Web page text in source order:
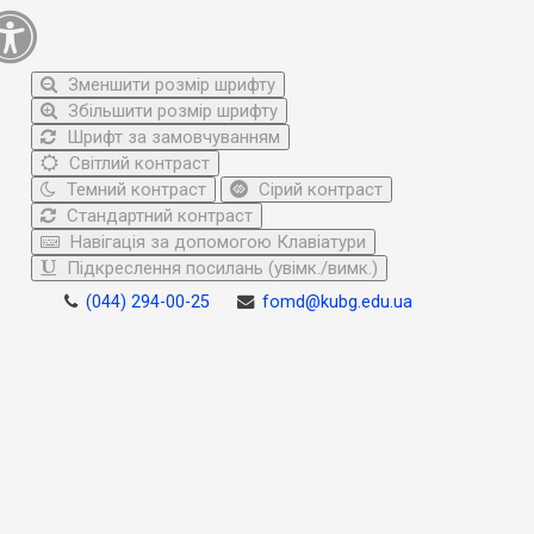
Зменшити розмір шрифту
Збільшити розмір шрифту
Шрифт за замовчуванням
Світлий контраст
Темний контраст
Сірий контраст
Стандартний контраст
Навігація за допомогою Клавіатури
Підкреслення посилань (увімк./вимк.)
(044) 294-00-25 fomd@kubg.edu.ua